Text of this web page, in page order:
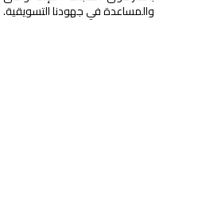
والمساعدة في جهودنا التسويقية.